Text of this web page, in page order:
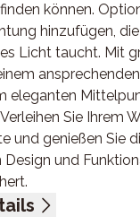
können.
hinzufügen,
Licht taucht. Mit
eleganten
Sie Ihrem
und genießen Sie
und